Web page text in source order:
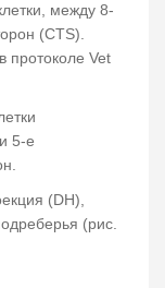
между 8-
(CTS).
протоколе Vet
5-е
(DH),
(рис.